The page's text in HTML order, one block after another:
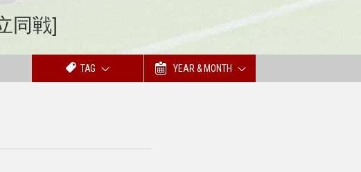
同戦]
TAG YEAR & MONTH